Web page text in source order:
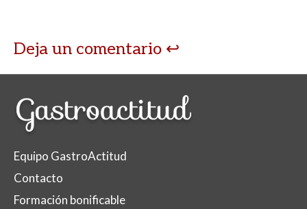
Deja un comentario
Equipo GastroActitud
Contacto
Formación bonificable